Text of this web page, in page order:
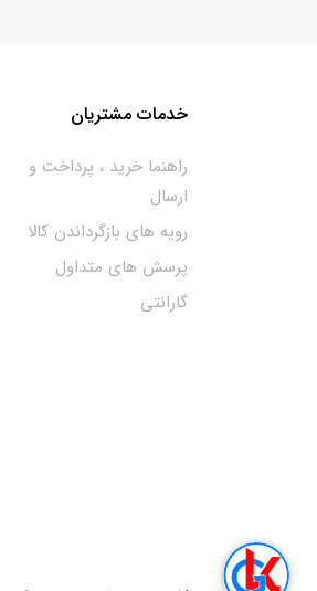
خدمات مشتریان
راهنما خرید ، پرداخت و
ارسال
رویه های بازگرداندن کالا
پرسش های متداول
گارانتی